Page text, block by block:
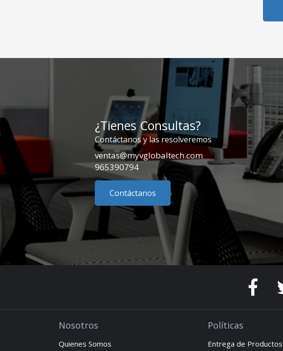
¿Tienes Consultas?
Contáctanos y las resolveremos
ventas@myvglobaltech.com
965390794
Contáctanos
Nosotros
Quienes Somos
Políticas
Entrega de Productos